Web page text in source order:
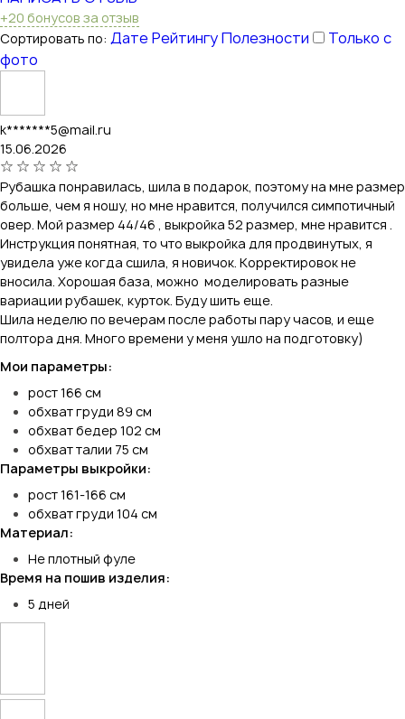
+20 бонусов за отзыв
Сортировать по: ДатеРейтингуПолезности
Только с
фото
k*******5@mail.ru
15.06.2026
Рубашка понравилась, шила в подарок, поэтому на мне размер
больше, чем я ношу, но мне нравится, получился симпотичный
овер. Мой размер 44/46 , выкройка 52 размер, мне нравится .
Инструкция понятная, то что выкройка для продвинутых, я
увидела уже когда сшила, я новичок. Корректировок не
вносила. Хорошая база, можно моделировать разные
вариации рубашек, курток. Буду шить еще.
Шила неделю по вечерам после работы пару часов, и еще
полтора дня. Много времени у меня ушло на подготовку)
Мои параметры:
рост 166 см
обхват груди 89 см
обхват бедер 102 см
обхват талии 75 см
Параметры выкройки:
рост 161-166 см
обхват груди 104 см
Материал:
Не плотный фуле
Время на пошив изделия:
5 дней